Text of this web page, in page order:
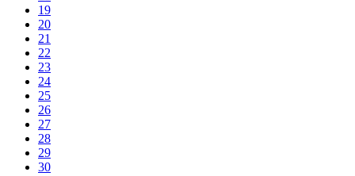
19
20
21
22
23
24
25
26
27
28
29
30